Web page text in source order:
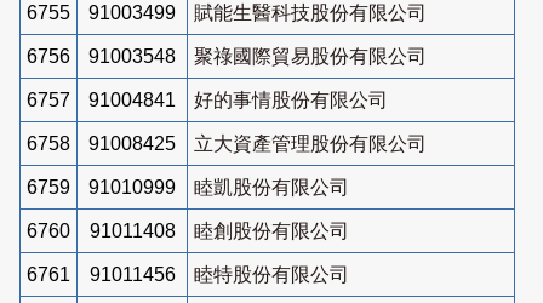
6755 91003499 賦能生醫科技股份有限公司
6756 91003548 聚祿國際貿易股份有限公司
6757 91004841 好的事情股份有限公司
6758 91008425 立大資產管理股份有限公司
6759 91010999 睦凱股份有限公司
6760 91011408 睦創股份有限公司
6761 91011456 睦特股份有限公司